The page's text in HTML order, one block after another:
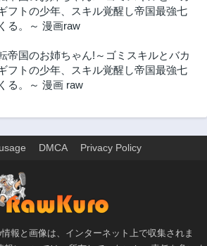
フトの少年、スキル覚醒し帝国最強七
る。～ 漫画raw
帝国のお姉ちゃん!～ゴミスキルとバカ
フトの少年、スキル覚醒し帝国最強七
る。～ 漫画 raw
DMCA Privacy Policy
報と画像は、インターネット上で収集されま